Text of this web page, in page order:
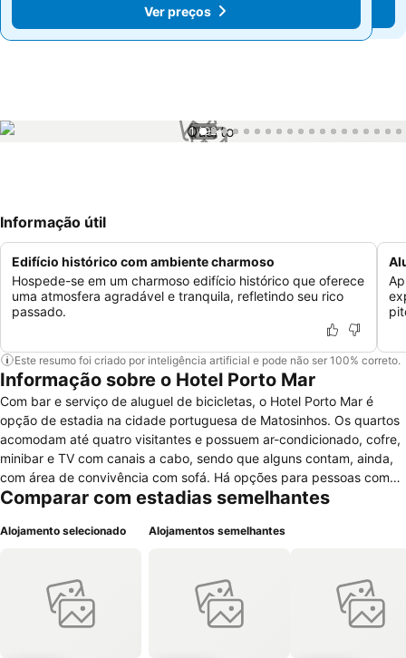
Ver preços
Ver preços
1 / 92
Informação útil
Edifício histórico com ambiente charmoso
Hospede-se em um charmoso edifício histórico que oferece
uma atmosfera agradável e tranquila, refletindo seu rico
passado.
Este resumo foi criado por inteligência artificial e pode não ser 100% correto.
Informação sobre o Hotel Porto Mar
Com bar e serviço de aluguel de bicicletas, o Hotel Porto Mar é
opção de estadia na cidade portuguesa de Matosinhos. Os quartos
acomodam até quatro visitantes e possuem ar-condicionado, cofre,
minibar e TV com canais a cabo, sendo que alguns contam, ainda,
com área de convivência com sofá. Há opções para pessoas com
mobilidade reduzida. Serviço de quarto, recepção 24 horas por dia
proporcionadas pelo Hotel Porto Mar. Animais são permitidos no
podem ser degustadas na Marisqueira dos Pobres ou no
Restaurante Costa, ambos especializados em frutos do mar e a
menos de cinco minutos de caminhada da hospedaria. A Praia do
Comparar com estadias semelhantes
Alojamento selecionado Alojamentos semelhantes